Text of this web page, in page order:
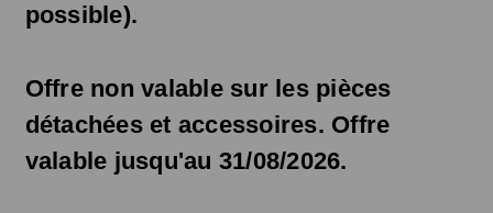
possible).
Offre non valable sur les pièces
détachées et accessoires. Offre
valable jusqu'au 31/08/2026.